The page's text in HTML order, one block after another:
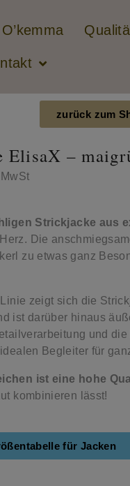
O’kemma
zurück zum
ElisaX –
Strickjacke aus
Die
zu etwas ganz
zeigt sich die
ist darüber hinaus
und
Begleiter für
ist eine hohe
kombinieren lässt!
für Jacken